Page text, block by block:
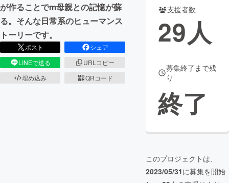
が作ることでm母親との記憶が蘇
る。そんな日常系のヒューマンス
トーリーです。
ポスト
シェア
LINEで送る
URLコピー
埋め込み
QRコード
支援者数
29人
募集終了まで残
り
終了
このプロジェクトは、
2023/05/31に募集を開始